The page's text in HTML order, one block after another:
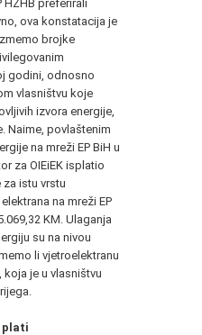
HZHB preferirali
ova konstatacija je
brojke
godini, odnosno
vlasništvu koje
izvora energije,
Naime, povlaštenim
na mreži EP BiH u
za OIEiEK isplatio
za istu vrstu
na mreži EP
KM. Ulaganja
su na nivou
li vjetroelektranu
koja je u vlasništvu
plati